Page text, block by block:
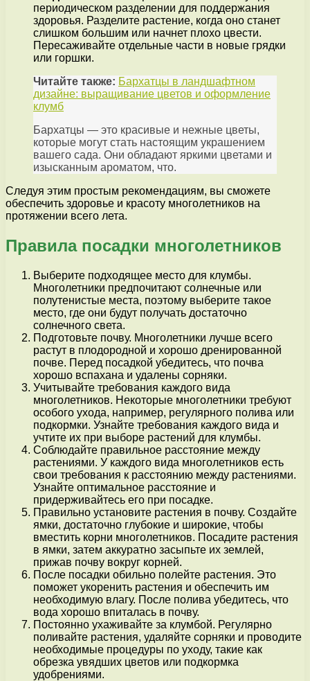
периодическом разделении для поддержания
здоровья. Разделите растение, когда оно станет
слишком большим или начнет плохо цвести.
Пересаживайте отдельные части в новые грядки
или горшки.
Читайте также: Бархатцы в ландшафтном
дизайне: выращивание цветов и оформление
клумб
Бархатцы — это красивые и нежные цветы,
которые могут стать настоящим украшением
вашего сада. Они обладают яркими цветами и
изысканным ароматом, что.
Следуя этим простым рекомендациям, вы сможете
обеспечить здоровье и красоту многолетников на
протяжении всего лета.
Правила посадки многолетников
Выберите подходящее место для клумбы.
Многолетники предпочитают солнечные или
полутенистые места, поэтому выберите такое
место, где они будут получать достаточно
солнечного света.
Подготовьте почву. Многолетники лучше всего
растут в плодородной и хорошо дренированной
почве. Перед посадкой убедитесь, что почва
хорошо вспахана и удалены сорняки.
Учитывайте требования каждого вида
многолетников. Некоторые многолетники требуют
особого ухода, например, регулярного полива или
подкормки. Узнайте требования каждого вида и
учтите их при выборе растений для клумбы.
Соблюдайте правильное расстояние между
растениями. У каждого вида многолетников есть
свои требования к расстоянию между растениями.
Узнайте оптимальное расстояние и
придерживайтесь его при посадке.
Правильно установите растения в почву. Создайте
ямки, достаточно глубокие и широкие, чтобы
вместить корни многолетников. Посадите растения
в ямки, затем аккуратно засыпьте их землей,
прижав почву вокруг корней.
После посадки обильно полейте растения. Это
поможет укоренить растения и обеспечить им
необходимую влагу. После полива убедитесь, что
вода хорошо впиталась в почву.
Постоянно ухаживайте за клумбой. Регулярно
поливайте растения, удаляйте сорняки и проводите
необходимые процедуры по уходу, такие как
обрезка увядших цветов или подкормка
удобрениями.